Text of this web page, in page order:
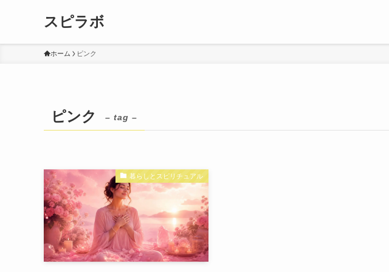
スピラボ
ホーム ピンク
ピンク – tag –
暮らしとスピリチュアル